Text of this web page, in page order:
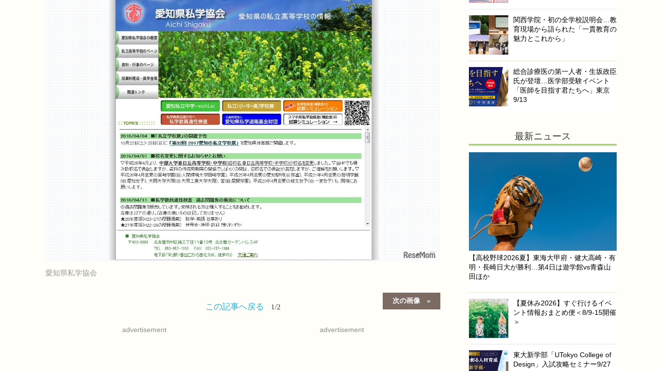
愛知県私学協会
次の画像
この記事へ戻る 1/2
advertisement advertisement
関西学院・初の全学校説明会…教
育現場から語られた「一貫教育の
魅力とこれから」
総合診療医の第一人者・生坂政臣
氏が登壇…医学部受験イベント
「医師を目指す君たちへ」東京
9/13
最新ニュース
【高校野球2026夏】東海大甲府・健大高崎・有
明・長崎日大が勝利…第4日は遊学館vs青森山
田ほか
【夏休み2026】すぐ行けるイベ
ント情報おまとめ便＜8/9-15開催
＞
東大新学部「UTokyo College of
Design」入試攻略セミナー9/27